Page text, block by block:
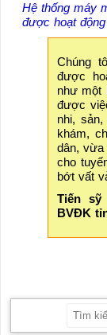
Hệ thống máy
được hoạt
Chúng
được
như một
được
nhi,
khám,
dân, vừa
cho
bớt vất
Tiến sỹ
BVĐK